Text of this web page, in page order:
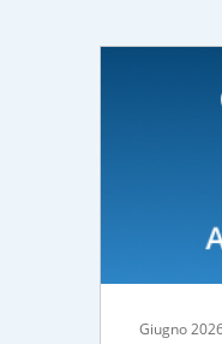
Giugno